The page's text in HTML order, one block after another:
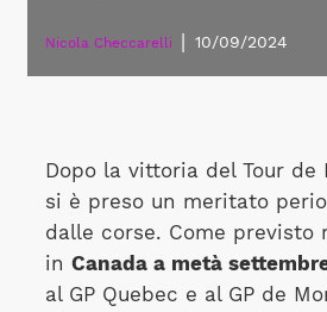
Nicola Checcarelli 10/09/2024
Dopo la vittoria del Tour de
si è preso un meritato
dalle corse. Come previsto
in Canada a metà
al GP Quebec e al GP de